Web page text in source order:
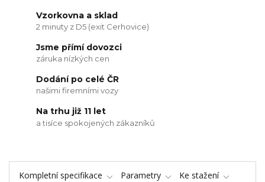
Vzorkovna a sklad
2 minuty z D5 (exit Cerhovice)
Jsme přímí dovozci
záruka nízkých cen
Dodání po celé ČR
našimi firemními vozy
Na trhu již 11 let
a tisíce spokojených zákazníků
Kompletní specifikace Parametry Ke stažení